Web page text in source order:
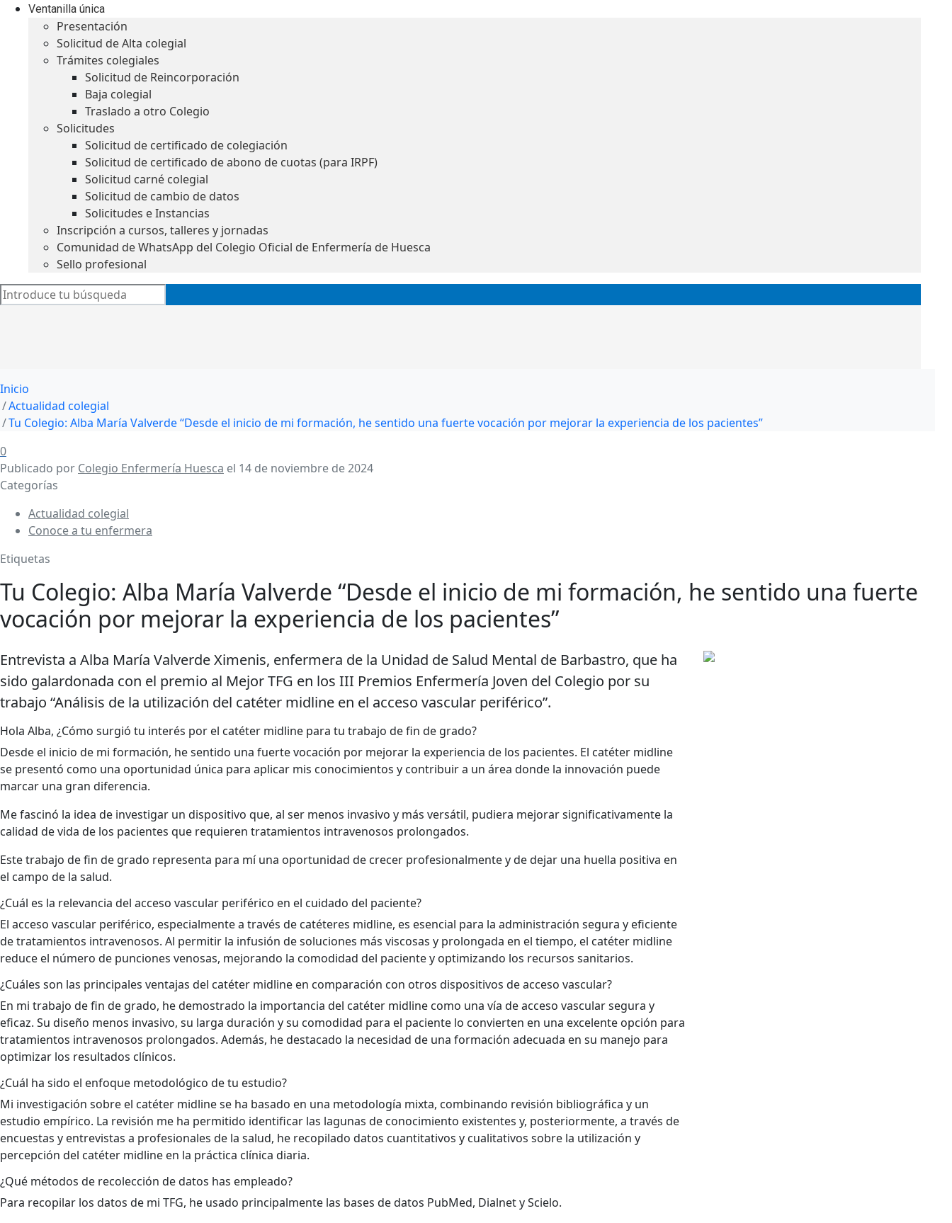
Ventanilla única
Presentación
Solicitud de Alta colegial
Trámites colegiales
Solicitud de Reincorporación
Baja colegial
Traslado a otro Colegio
Solicitudes
Solicitud de certificado de colegiación
Solicitud de certificado de abono de cuotas (para IRPF)
Solicitud carné colegial
Solicitud de cambio de datos
Solicitudes e Instancias
Inscripción a cursos, talleres y jornadas
Comunidad de WhatsApp del Colegio Oficial de Enfermería de Huesca
Sello profesional
Inicio
Actualidad colegial
Tu Colegio: Alba María Valverde “Desde el inicio de mi formación, he sentido una fuerte vocación por mejorar la experiencia de los pacientes”
0
Publicado por Colegio Enfermería Huesca el 14 de noviembre de 2024
Categorías
Actualidad colegial
Conoce a tu enfermera
Etiquetas
Tu Colegio: Alba María Valverde “Desde el inicio de mi formación, he sentido una fuerte
vocación por mejorar la experiencia de los pacientes”
Entrevista a Alba María Valverde Ximenis, enfermera de la Unidad de Salud Mental de Barbastro, que ha
sido galardonada con el premio al Mejor TFG en los III Premios Enfermería Joven del Colegio por su
trabajo “Análisis de la utilización del catéter midline en el acceso vascular periférico”.
Hola Alba, ¿Cómo surgió tu interés por el catéter midline para tu trabajo de fin de grado?
Desde el inicio de mi formación, he sentido una fuerte vocación por mejorar la experiencia de los pacientes. El catéter midline
se presentó como una oportunidad única para aplicar mis conocimientos y contribuir a un área donde la innovación puede
marcar una gran diferencia.
Me fascinó la idea de investigar un dispositivo que, al ser menos invasivo y más versátil, pudiera mejorar significativamente la
calidad de vida de los pacientes que requieren tratamientos intravenosos prolongados.
Este trabajo de fin de grado representa para mí una oportunidad de crecer profesionalmente y de dejar una huella positiva en
el campo de la salud.
¿Cuál es la relevancia del acceso vascular periférico en el cuidado del paciente?
El acceso vascular periférico, especialmente a través de catéteres midline, es esencial para la administración segura y eficiente
de tratamientos intravenosos. Al permitir la infusión de soluciones más viscosas y prolongada en el tiempo, el catéter midline
reduce el número de punciones venosas, mejorando la comodidad del paciente y optimizando los recursos sanitarios.
¿Cuáles son las principales ventajas del catéter midline en comparación con otros dispositivos de acceso vascular?
En mi trabajo de fin de grado, he demostrado la importancia del catéter midline como una vía de acceso vascular segura y
eficaz. Su diseño menos invasivo, su larga duración y su comodidad para el paciente lo convierten en una excelente opción para
tratamientos intravenosos prolongados. Además, he destacado la necesidad de una formación adecuada en su manejo para
optimizar los resultados clínicos.
¿Cuál ha sido el enfoque metodológico de tu estudio?
Mi investigación sobre el catéter midline se ha basado en una metodología mixta, combinando revisión bibliográfica y un
estudio empírico. La revisión me ha permitido identificar las lagunas de conocimiento existentes y, posteriormente, a través de
encuestas y entrevistas a profesionales de la salud, he recopilado datos cuantitativos y cualitativos sobre la utilización y
percepción del catéter midline en la práctica clínica diaria.
¿Qué métodos de recolección de datos has empleado?
Para recopilar los datos de mi TFG, he usado principalmente las bases de datos PubMed, Dialnet y Scielo.